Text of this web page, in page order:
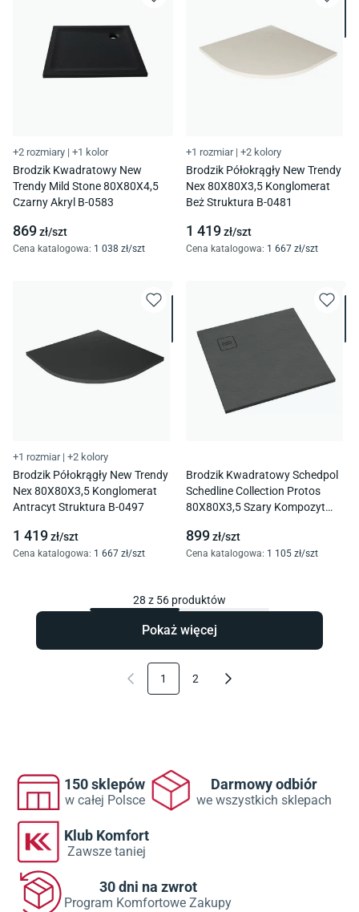
+2 rozmiary | +1 kolor
Brodzik Kwadratowy New
Trendy Mild Stone 80X80X4,5
Czarny Akryl B-0583
869zł/szt
Cena katalogowa: 1 038 zł/szt
+1 rozmiar | +2 kolory
Brodzik Półokrągły New Trendy
Nex 80X80X3,5 Konglomerat
Beż Struktura B-0481
1 419zł/szt
Cena katalogowa: 1 667 zł/szt
+1 rozmiar | +2 kolory
Brodzik Półokrągły New Trendy
Nex 80X80X3,5 Konglomerat
Antracyt Struktura B-0497
1 419zł/szt
Cena katalogowa: 1 667 zł/szt
Brodzik Kwadratowy Schedpol
Schedline Collection Protos
80X80X3,5 Szary Kompozyt
899zł/szt
Cena katalogowa: 1 105 zł/szt
28 z 56 produktów
Pokaż więcej
1 2
150 sklepów
w całej Polsce
Darmowy odbiór
we wszystkich sklepach
Klub Komfort
Zawsze taniej
30 dni na zwrot
Program Komfortowe Zakupy